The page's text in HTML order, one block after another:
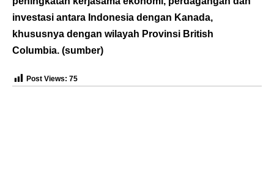
investasi antara Indonesia dengan Kanada,
khususnya dengan wilayah Provinsi British
Columbia. (sumber)
Post Views: 75